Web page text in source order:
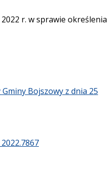
r. w sprawie określenia
Gminy Bojszowy z dnia 25
2022.7867